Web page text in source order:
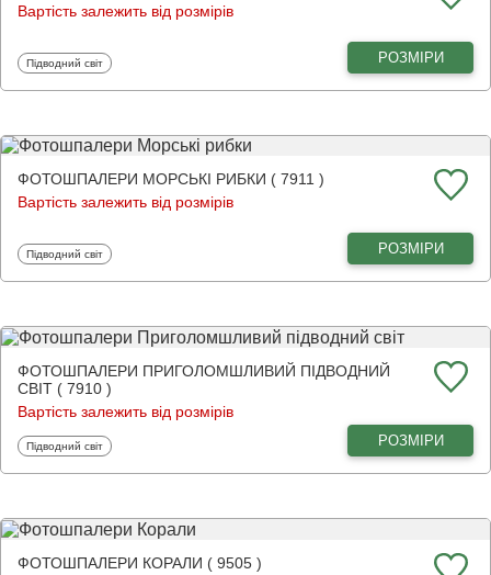
Вартість залежить від розмірів
Фотошпалери
Підводний світ РОЗМІРИ
ФОТОШПАЛЕРИ МОРСЬКІ РИБКИ ( 7911 )
Вартість залежить від розмірів
Фотошпалери
Підводний світ РОЗМІРИ
ФОТОШПАЛЕРИ ПРИГОЛОМШЛИВИЙ ПІДВОДНИЙ
СВІТ ( 7910 )
Вартість залежить від розмірів
Фотошпалери
Підводний світ РОЗМІРИ
ФОТОШПАЛЕРИ КОРАЛИ ( 9505 )